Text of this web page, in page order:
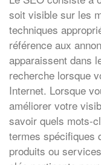
soit visible sur les
techniques
référence aux
apparaissent dans
recherche lorsque
Internet. Lorsque
améliorer votre
savoir quels mots-
termes spécifiques
produits ou